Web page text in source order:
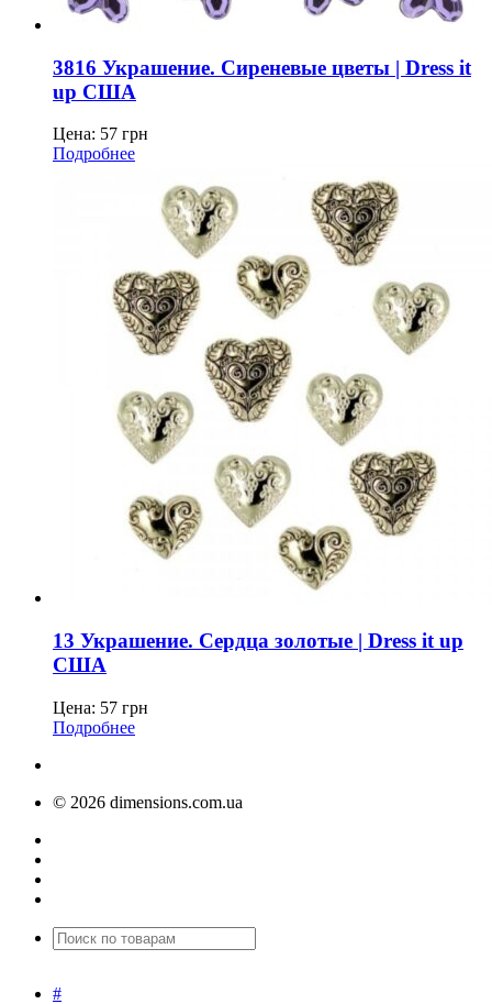
3816 Украшение. Сиреневые цветы | Dress it
up США
Цена: 57 грн
Подробнее
13 Украшение. Сердца золотые | Dress it up
США
Цена: 57 грн
Подробнее
© 2026 dimensions.com.ua
#